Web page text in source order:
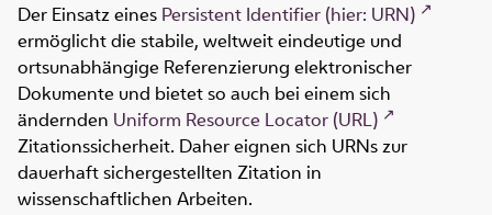
Der Einsatz eines Persistent Identifier (hier: URN)
ermöglicht die stabile, weltweit eindeutige und
ortsunabhängige Referenzierung elektronischer
Dokumente und bietet so auch bei einem sich
ändernden Uniform Resource Locator (URL)
Zitationssicherheit. Daher eignen sich URNs zur
dauerhaft sichergestellten Zitation in
wissenschaftlichen Arbeiten.